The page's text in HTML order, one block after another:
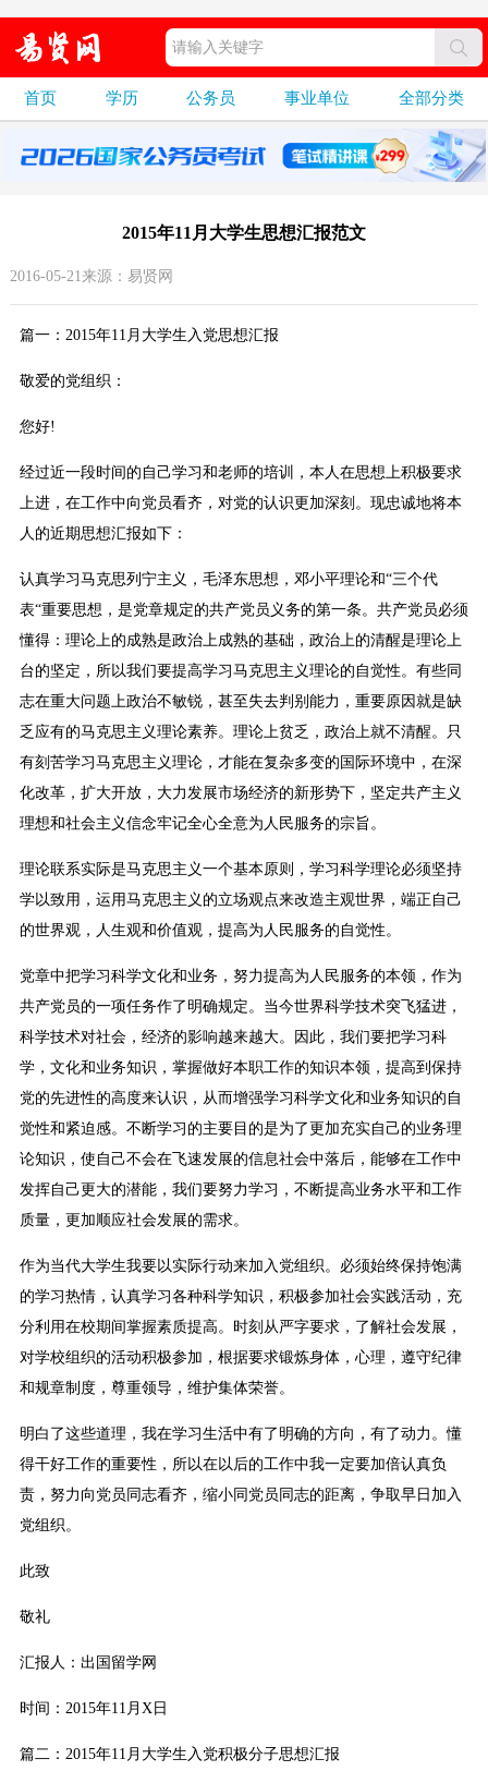
首页 学历 公务员 事业单位 全部分类
2015年11月大学生思想汇报范文
2016-05-21来源：易贤网
篇一：2015年11月大学生入党思想汇报
敬爱的党组织：
您好!
经过近一段时间的自己学习和老师的培训，本人在思想上积极要求
上进，在工作中向党员看齐，对党的认识更加深刻。现忠诚地将本
人的近期思想汇报如下：
认真学习马克思列宁主义，毛泽东思想，邓小平理论和“三个代
表“重要思想，是党章规定的共产党员义务的第一条。共产党员必须
懂得：理论上的成熟是政治上成熟的基础，政治上的清醒是理论上
台的坚定，所以我们要提高学习马克思主义理论的自觉性。有些同
志在重大问题上政治不敏锐，甚至失去判别能力，重要原因就是缺
乏应有的马克思主义理论素养。理论上贫乏，政治上就不清醒。只
有刻苦学习马克思主义理论，才能在复杂多变的国际环境中，在深
化改革，扩大开放，大力发展市场经济的新形势下，坚定共产主义
理想和社会主义信念牢记全心全意为人民服务的宗旨。
理论联系实际是马克思主义一个基本原则，学习科学理论必须坚持
学以致用，运用马克思主义的立场观点来改造主观世界，端正自己
的世界观，人生观和价值观，提高为人民服务的自觉性。
党章中把学习科学文化和业务，努力提高为人民服务的本领，作为
共产党员的一项任务作了明确规定。当今世界科学技术突飞猛进，
科学技术对社会，经济的影响越来越大。因此，我们要把学习科
学，文化和业务知识，掌握做好本职工作的知识本领，提高到保持
党的先进性的高度来认识，从而增强学习科学文化和业务知识的自
觉性和紧迫感。不断学习的主要目的是为了更加充实自己的业务理
论知识，使自己不会在飞速发展的信息社会中落后，能够在工作中
发挥自己更大的潜能，我们要努力学习，不断提高业务水平和工作
质量，更加顺应社会发展的需求。
作为当代大学生我要以实际行动来加入党组织。必须始终保持饱满
的学习热情，认真学习各种科学知识，积极参加社会实践活动，充
分利用在校期间掌握素质提高。时刻从严字要求，了解社会发展，
对学校组织的活动积极参加，根据要求锻炼身体，心理，遵守纪律
和规章制度，尊重领导，维护集体荣誉。
明白了这些道理，我在学习生活中有了明确的方向，有了动力。懂
得干好工作的重要性，所以在以后的工作中我一定要加倍认真负
责，努力向党员同志看齐，缩小同党员同志的距离，争取早日加入
党组织。
此致
敬礼
汇报人：出国留学网
时间：2015年11月X日
篇二：2015年11月大学生入党积极分子思想汇报